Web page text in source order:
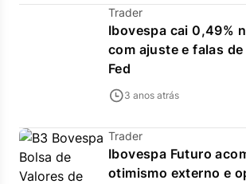
Trader
Ibovespa cai 0,49%
com ajuste e falas
Fed
3 anos atrás
Trader
Ibovespa Futuro
otimismo externo e